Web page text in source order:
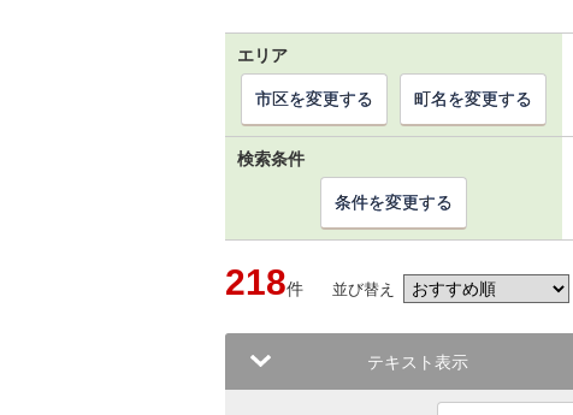
エリア
市区を変更する 町名を変更する
検索条件
条件を変更する
218件 並び替え
テキスト表示